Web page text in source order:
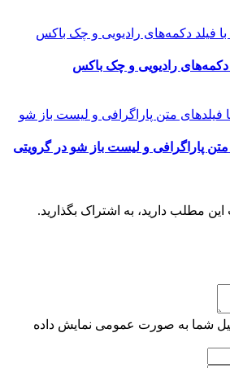
فیلد متن پاراگرافی و لیست باز شو در گرویتی
مطلب دارید، به اشتراک بگذارید.
شما به صورت عمومی نمایش داده